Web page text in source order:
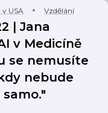
v USA Vzdělání
| Jana
v Medicíně
se nemusíte
nebude